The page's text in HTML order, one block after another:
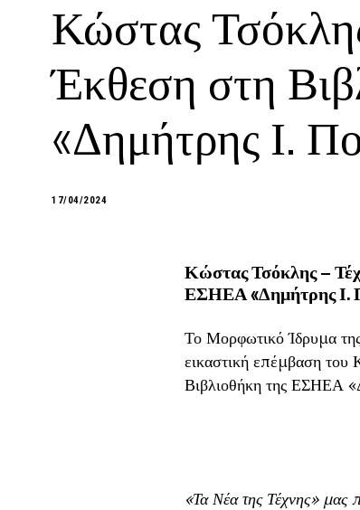
Κώστας
Έκθεση στη
«Δημήτρης Ι.
17/04/2024
Κώστας Τσόκλης –
ΕΣΗΕΑ «Δημήτρης Ι.
Το Μορφωτικό Ίδρυμα
εικαστική επέμβαση
Βιβλιοθήκη της ΕΣΗΕΑ
«Τα Νέα της Τέχνης» μας